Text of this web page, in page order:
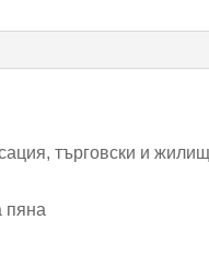
търговски и
пяна